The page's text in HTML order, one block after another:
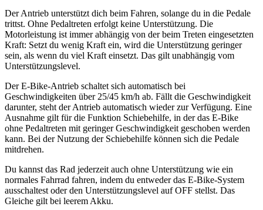
Der Antrieb unterstützt dich beim Fahren, solange du in die Pedale
trittst. Ohne Pedaltreten erfolgt keine Unterstützung. Die
Motorleistung ist immer abhängig von der beim Treten eingesetzten
Kraft: Setzt du wenig Kraft ein, wird die Unterstützung geringer
sein, als wenn du viel Kraft einsetzt. Das gilt unabhängig vom
Unterstützungslevel.
Der E-Bike-Antrieb schaltet sich automatisch bei
Geschwindigkeiten über 25/45 km/h ab. Fällt die Geschwindigkeit
darunter, steht der Antrieb automatisch wieder zur Verfügung. Eine
Ausnahme gilt für die Funktion Schiebehilfe, in der das E-Bike
ohne Pedaltreten mit geringer Geschwindigkeit geschoben werden
kann. Bei der Nutzung der Schiebehilfe können sich die Pedale
mitdrehen.
Du kannst das Rad jederzeit auch ohne Unterstützung wie ein
normales Fahrrad fahren, indem du entweder das E-Bike-System
ausschaltest oder den Unterstützungslevel auf OFF stellst. Das
Gleiche gilt bei leerem Akku.